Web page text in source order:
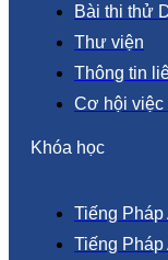
Bài thi thử
Thư viện
Thông tin
Cơ hội việc
Khóa học
Tiếng Pháp
Tiếng Pháp